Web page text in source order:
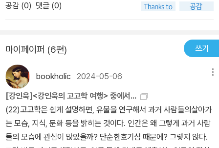
중에도 음악악기와 관련된 것들이 많은데, 그 중에서도 오래된 것 중
악기를 타면서 부르는 노래가 그 유명한 고조선 가요 <공무도하가>
라는구나. <공무도하가>는 너희들도 학교에서 배우지 않을까 싶구
나. 그 공후라는 악기는하프의 일종이라고 하는데, 이 악기는 실크로
드를 통해서 고조선까지 전래되었대. 그 당시에도 이미 동서 교류가
활발하게 진행되고 있었던 거야.==================(10
6-107)가야금이전에도 또 다른 현악기가 있었다. 서양에서 발달해
실크로드를 통해서 중국과 한국으로 전래된 하프의일종인 공후이다.
이 공후는 동쪽으로는 알타이까지 이어졌다. 고조선가요인 <공무도
금기준으로 생각하면 놀라운 경우가 많다. 다음은 당시 사람들의 식
생활 습관이고 조개껍데기를 통해 당대의 기후를 추정할 수 있다. 2.
명하지만 사실 근동이 원산지다. 식량으로 적합치 않아 동아시아에서
었다. 이는 당시 동서교류가 생각보다 활발했음을 의미하는 것이다.
맥주가 그대로 왔을리는 없고 보리와 맥주제조법이 왔다고 봐야하기
때문이다. 인삼은 중국에 알려지고 약효능을 인정받은게 후한대다.
인삼은 고구려, 백제가 주로 중국에 진상하는 상품으로 과거부터 매
우 귀했다. 이유는 웬일인지 만주의 산악지대에서 자라는 것만이 효
능이 우수했으며 말려 장기간 보존하는 방법이 어려웠기 때문이다.
공감 (0) 댓글 (0)
마이페이퍼 (6편) 쓰기
bookholic 2024-05-06
[강인욱]<강인욱의 고고학 여행> 중에서...
(22)고고학은 쉽게 설명하면, 유물을 연구해서 과거 사람들의살아가
는 모습, 지식, 문화 등을 밝히는 것이다. 인간은 왜 그렇게 과거 사람
들의 모습에 관심이 많았을까? 단순한호기심 때문에? 그렇지 않다.